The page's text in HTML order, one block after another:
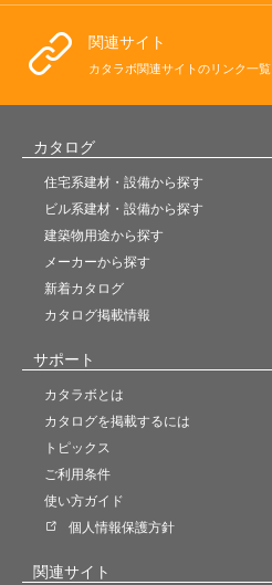
関連サイト
カタラボ関連サイトのリンク一覧
カタログ
住宅系建材・設備から探す
ビル系建材・設備から探す
建築物用途から探す
メーカーから探す
新着カタログ
カタログ掲載情報
サポート
カタラボとは
カタログを掲載するには
トピックス
ご利用条件
使い方ガイド
個人情報保護方針
関連サイト